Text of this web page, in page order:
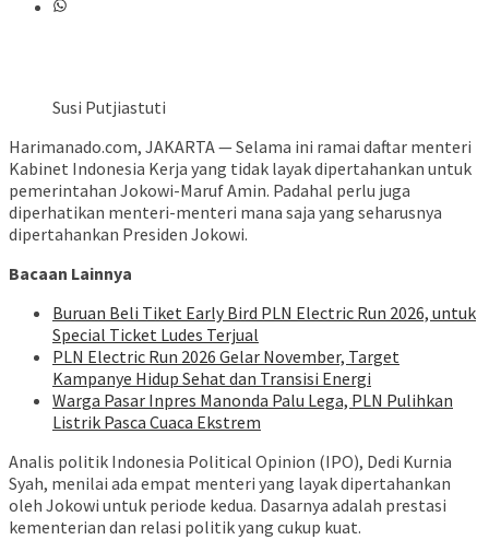
Susi Putjiastuti
Harimanado.com, JAKARTA — Selama ini ramai daftar menteri
Kabinet Indonesia Kerja yang tidak layak dipertahankan untuk
pemerintahan Jokowi-Maruf Amin. Padahal perlu juga
diperhatikan menteri-menteri mana saja yang seharusnya
dipertahankan Presiden Jokowi.
Bacaan Lainnya
Buruan Beli Tiket Early Bird PLN Electric Run 2026, untuk
Special Ticket Ludes Terjual
PLN Electric Run 2026 Gelar November, Target
Kampanye Hidup Sehat dan Transisi Energi
Warga Pasar Inpres Manonda Palu Lega, PLN Pulihkan
Listrik Pasca Cuaca Ekstrem
Analis politik Indonesia Political Opinion (IPO), Dedi Kurnia
Syah, menilai ada empat menteri yang layak dipertahankan
oleh Jokowi untuk periode kedua. Dasarnya adalah prestasi
kementerian dan relasi politik yang cukup kuat.